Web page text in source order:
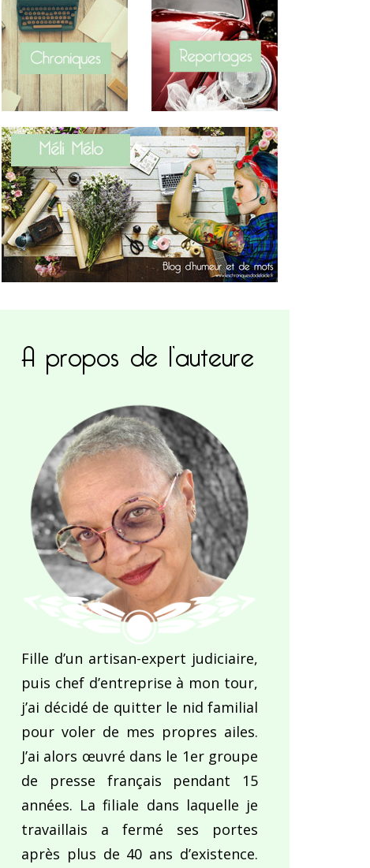
A propos de l’auteure
Fille d’un artisan-expert judiciaire,
puis chef d’entreprise à mon tour,
j’ai décidé de quitter le nid familial
pour voler de mes propres ailes.
J’ai alors œuvré dans le 1er groupe
de presse français pendant 15
années. La filiale dans laquelle je
travaillais a fermé ses portes
après plus de 40 ans d’existence.